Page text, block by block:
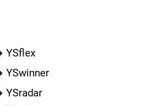
YSflex
YSwinner
YSradar